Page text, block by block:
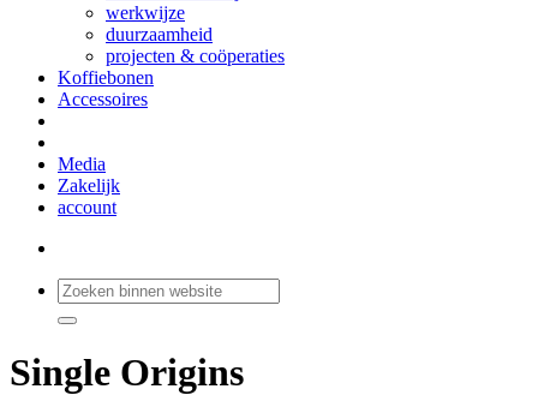
werkwijze
duurzaamheid
projecten & coöperaties
Koffiebonen
Accessoires
Media
Zakelijk
account
Single Origins